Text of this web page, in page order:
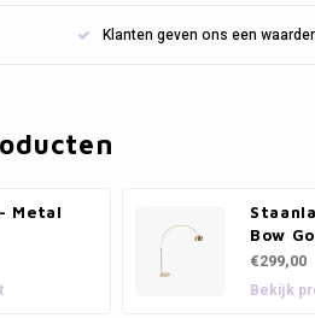
Klanten geven ons een
Metal
Bow
€299,00
Bekijk